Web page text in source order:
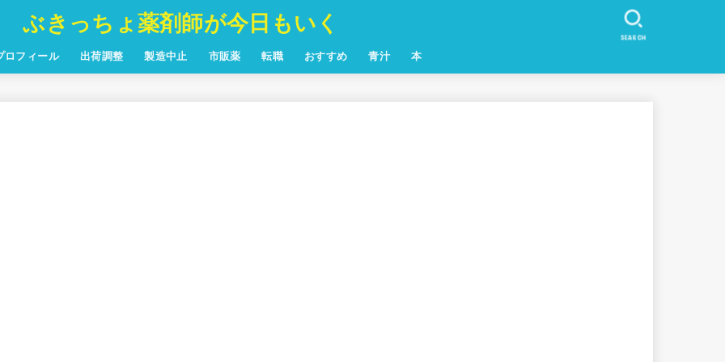
ぶきっちょ薬剤師が今日もいく
ロフィール 出荷調整 製造中止 市販薬 転職 おすすめ 青汁 本
SEARCH